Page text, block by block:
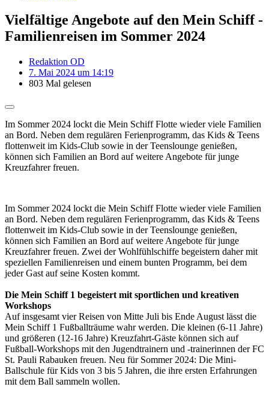
Vielfältige Angebote auf den Mein Schiff -
Familienreisen im Sommer 2024
Redaktion OD
7. Mai 2024 um 14:19
803 Mal gelesen
Im Sommer 2024 lockt die Mein Schiff Flotte wieder viele Familien
an Bord. Neben dem regulären Ferienprogramm, das Kids & Teens
flottenweit im Kids-Club sowie in der Teenslounge genießen,
können sich Familien an Bord auf weitere Angebote für junge
Kreuzfahrer freuen.
Im Sommer 2024 lockt die Mein Schiff Flotte wieder viele Familien
an Bord. Neben dem regulären Ferienprogramm, das Kids & Teens
flottenweit im Kids-Club sowie in der Teenslounge genießen,
können sich Familien an Bord auf weitere Angebote für junge
Kreuzfahrer freuen. Zwei der Wohlfühlschiffe begeistern daher mit
speziellen Familienreisen und einem bunten Programm, bei dem
jeder Gast auf seine Kosten kommt.
Die Mein Schiff 1 begeistert mit sportlichen und kreativen
Workshops
Auf insgesamt vier Reisen von Mitte Juli bis Ende August lässt die
Mein Schiff 1 Fußballträume wahr werden. Die kleinen (6-11 Jahre)
und größeren (12-16 Jahre) Kreuzfahrt-Gäste können sich auf
Fußball-Workshops mit den Jugendtrainern und -trainerinnen der FC
St. Pauli Rabauken freuen. Neu für Sommer 2024: Die Mini-
Ballschule für Kids von 3 bis 5 Jahren, die ihre ersten Erfahrungen
mit dem Ball sammeln wollen.